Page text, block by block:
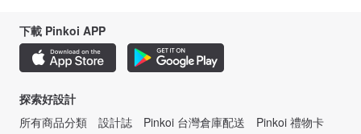
下載 Pinkoi APP
探索好設計
所有商品分類
設計誌 Pinkoi 台灣倉庫配送
Pinkoi 禮物卡